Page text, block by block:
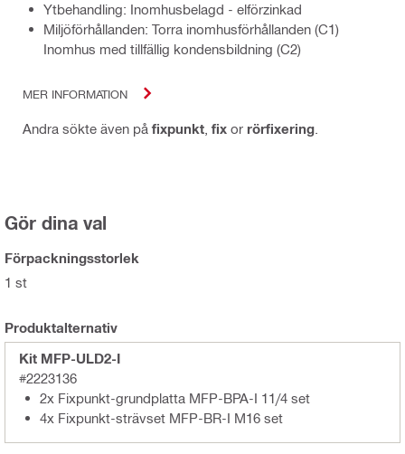
Ytbehandling: Inomhusbelagd - elförzinkad
Miljöförhållanden: Torra inomhusförhållanden (C1)
Inomhus med tillfällig kondensbildning (C2)
MER INFORMATION
Andra sökte även på fixpunkt fix or rörfixering
Gör dina val
Förpackningsstorlek
1 st
Produktalternativ
Kit MFP-ULD2-I
#2223136
2x Fixpunkt-grundplatta MFP-BPA-I 11/4 set
4x Fixpunkt-strävset MFP-BR-I M16 set